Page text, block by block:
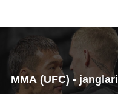
ММА (UFC) - janglari